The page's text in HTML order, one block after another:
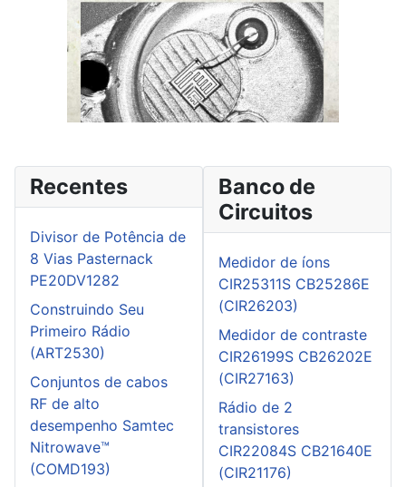
Recentes
Divisor de Potência de
8 Vias Pasternack
PE20DV1282
Construindo Seu
Primeiro Rádio
(ART2530)
Conjuntos de cabos
RF de alto
desempenho Samtec
Nitrowave™
(COMD193)
Banco de
Circuitos
Medidor de íons
CIR25311S CB25286E
(CIR26203)
Medidor de contraste
CIR26199S CB26202E
(CIR27163)
Rádio de 2
transistores
CIR22084S CB21640E
(CIR21176)